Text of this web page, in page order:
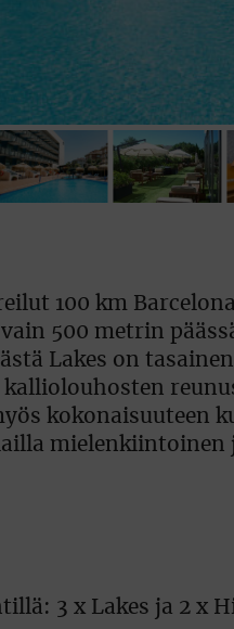
100 km
500 metrin
Lakes on
kokonaisuuteen
mielenkiintoinen
3 x Lakes ja 2 x